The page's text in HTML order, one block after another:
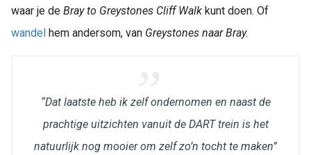
waar je de Bray to Greystones Cliff Walk kunt doen. Of
wandel hem andersom, van Greystones naar Bray.
“Dat laatste heb ik zelf ondernomen en naast de
prachtige uitzichten vanuit de DART trein is het
natuurlijk nog mooier om zelf zo’n tocht te maken”